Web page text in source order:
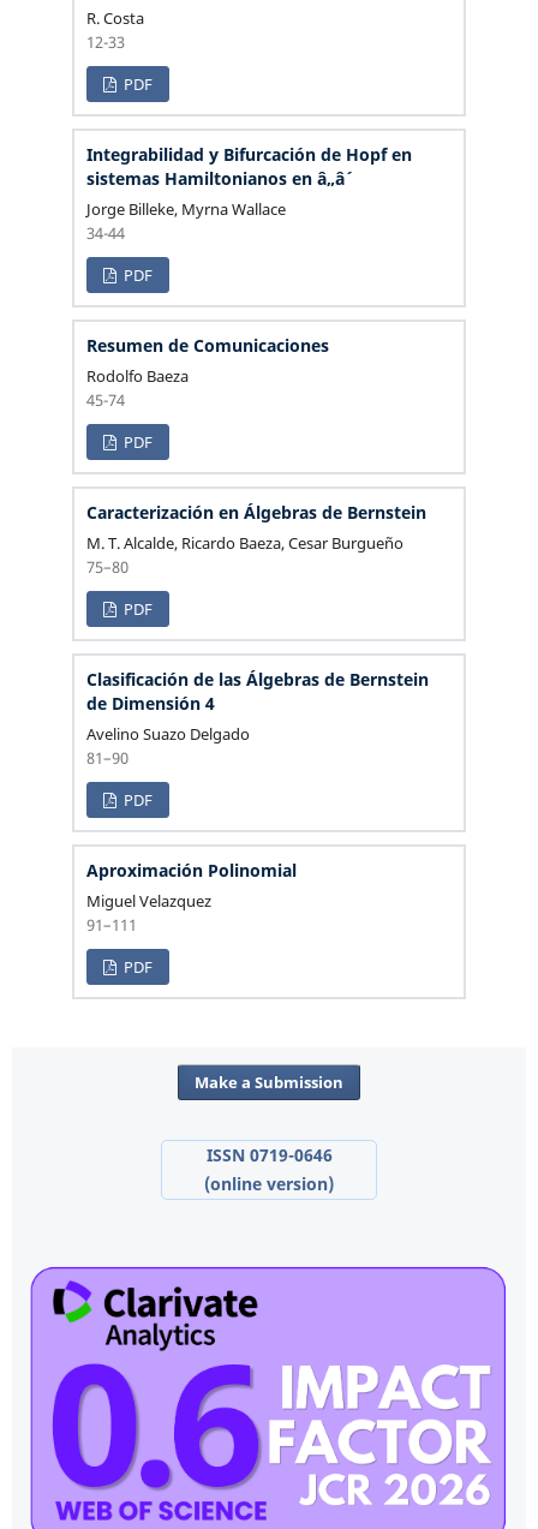
R. Costa
12-33
PDF
Integrabilidad y Bifurcación de Hopf en
sistemas Hamiltonianos en â„â´
Jorge Billeke, Myrna Wallace
34-44
PDF
Resumen de Comunicaciones
Rodolfo Baeza
45-74
PDF
Caracterización en Álgebras de Bernstein
M. T. Alcalde, Ricardo Baeza, Cesar Burgueño
75–80
PDF
Clasificación de las Álgebras de Bernstein
de Dimensión 4
Avelino Suazo Delgado
81–90
PDF
Aproximación Polinomial
Miguel Velazquez
91–111
PDF
Make a Submission
ISSN 0719-0646
(online version)